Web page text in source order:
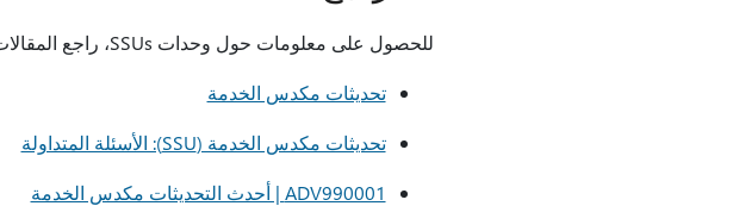
للحصول على معلومات حول وحدات SSUs، راجع المقالات التالية:
تحديثات مكدس الخدمة
تحديثات مكدس الخدمة (SSU): الأسئلة المتداولة
ADV990001 | أحدث التحديثات مكدس الخدمة